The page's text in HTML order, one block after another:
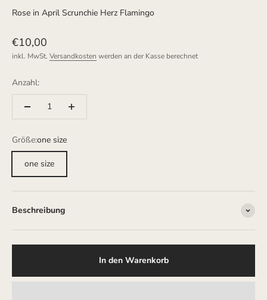
Rose in April Scrunchie Herz Flamingo
Angebot
€10,00
inkl. MwSt. Versandkosten werden an der Kasse berechnet
Anzahl:
Größe:one size
one size
Beschreibung
In den Warenkorb